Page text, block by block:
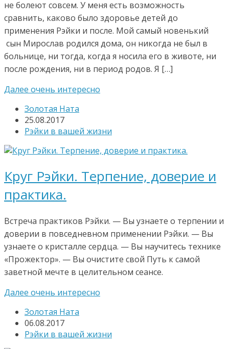
не болеют совсем. У меня есть возможность
сравнить, каково было здоровье детей до
применения Рэйки и после. Мой самый новенький
сын Мирослав родился дома, он никогда не был в
больнице, ни тогда, когда я носила его в животе, ни
после рождения, ни в период родов. Я […]
Далее очень интересно
Золотая Ната
25.08.2017
Рэйки в вашей жизни
Круг Рэйки. Терпение, доверие и
практика.
Встреча практиков Рэйки. — Вы узнаете о терпении и
доверии в повседневном применении Рэйки. — Вы
узнаете о кристалле сердца. — Вы научитесь технике
«Прожектор». — Вы очистите свой Путь к самой
заветной мечте в целительном сеансе.
Далее очень интересно
Золотая Ната
06.08.2017
Рэйки в вашей жизни